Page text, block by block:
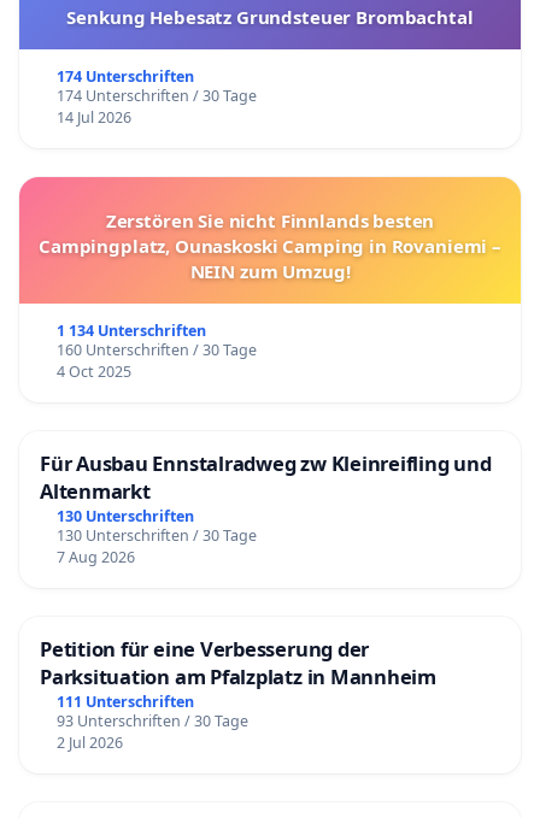
Senkung Hebesatz Grundsteuer Brombachtal
174 Unterschriften
174 Unterschriften / 30 Tage
14 Jul 2026
Zerstören Sie nicht Finnlands besten
Campingplatz, Ounaskoski Camping in Rovaniemi –
NEIN zum Umzug!
1 134 Unterschriften
160 Unterschriften / 30 Tage
4 Oct 2025
Für Ausbau Ennstalradweg zw Kleinreifling und
Altenmarkt
130 Unterschriften
130 Unterschriften / 30 Tage
7 Aug 2026
Petition für eine Verbesserung der
Parksituation am Pfalzplatz in Mannheim
111 Unterschriften
93 Unterschriften / 30 Tage
2 Jul 2026